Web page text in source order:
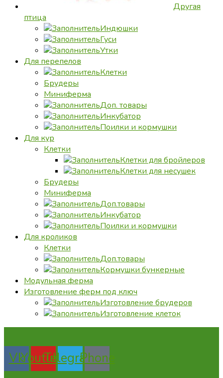
Другая
птица
Индюшки
Гуси
Утки
Для перепелов
Клетки
Брудеры
Миниферма
Доп. товары
Инкубатор
Поилки и кормушки
Для кур
Клетки
Клетки для бройлеров
Клетки для несушек
Брудеры
Миниферма
Доп.товары
Инкубатор
Поилки и кормушки
Для кроликов
Клетки
Доп.товары
Кормушки бункерные
Модульная ферма
Изготовление ферм под ключ
Изготовление брудеров
Изготовление клеток
VkYoutubeTelegramPhone